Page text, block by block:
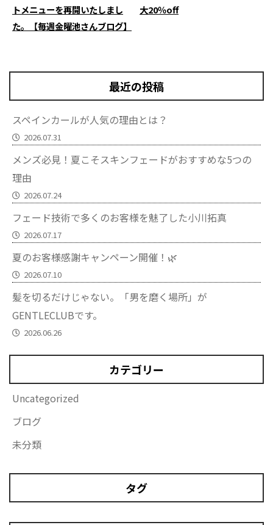
トメニューを再開いたしまし
た。【毎週金曜池さんブログ】
大20％off
最近の投稿
スペインカールが人気の理由とは？
2026.07.31
メンズ必見！夏こそスキンフェードがおすすめな5つの
理由
2026.07.24
フェード技術で多くのお客様を魅了した小川拓真
2026.07.17
夏のお客様感謝キャンペーン開催！🌿
2026.07.10
髪を切るだけじゃない。「男を磨く場所」が
GENTLECLUBです。
2026.06.26
カテゴリー
Uncategorized
ブログ
未分類
タグ